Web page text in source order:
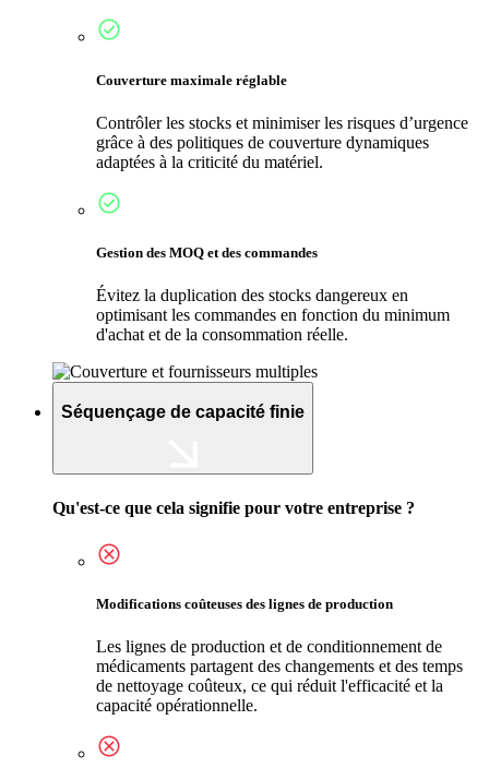
Couverture maximale réglable
Contrôler les stocks et minimiser les risques d’urgence
grâce à des politiques de couverture dynamiques
adaptées à la criticité du matériel.
Gestion des MOQ et des commandes
Évitez la duplication des stocks dangereux en
optimisant les commandes en fonction du minimum
d'achat et de la consommation réelle.
Séquençage de capacité finie
Qu'est-ce que cela signifie pour votre entreprise ?
Modifications coûteuses des lignes de production
Les lignes de production et de conditionnement de
médicaments partagent des changements et des temps
de nettoyage coûteux, ce qui réduit l'efficacité et la
capacité opérationnelle.